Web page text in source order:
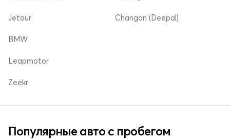
Jetour Changan (Deepal)
BMW
Leapmotor
Zeekr
Популярные авто с пробегом